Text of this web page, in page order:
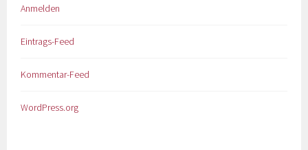
Anmelden
Eintrags-Feed
Kommentar-Feed
WordPress.org